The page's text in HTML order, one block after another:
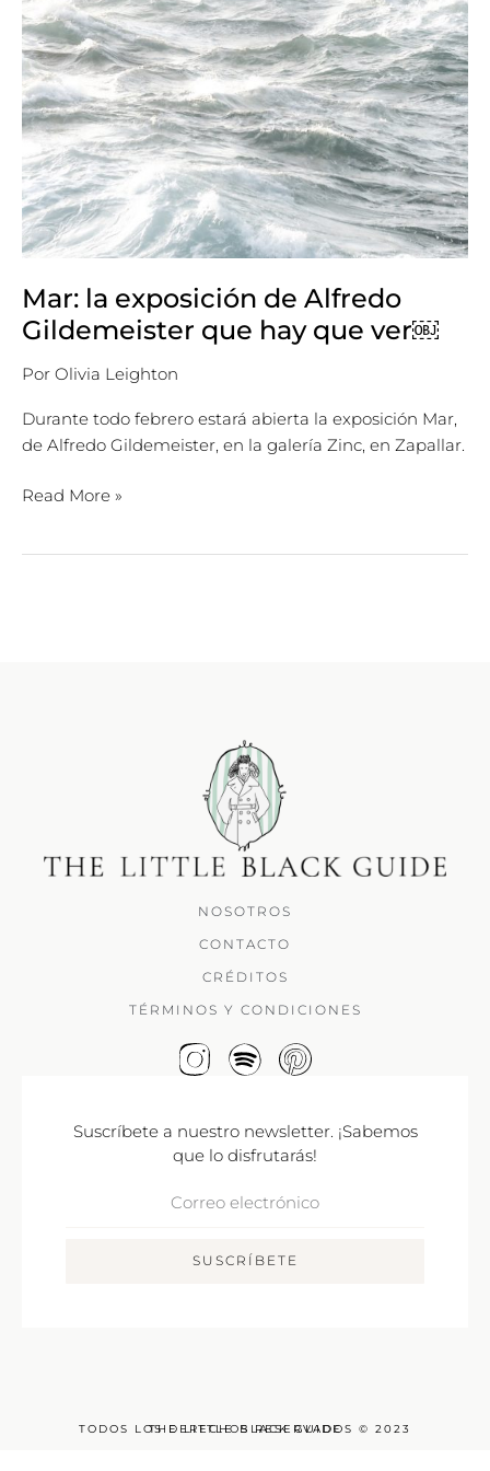
Mar: la exposición de Alfredo
Gildemeister que hay que ver￼
Por Olivia Leighton
Durante todo febrero estará abierta la exposición Mar,
de Alfredo Gildemeister, en la galería Zinc, en Zapallar.
hay
que
ver
￼
Read More »
NOSOTROS
CONTACTO
CRÉDITOS
TÉRMINOS Y CONDICIONES
Suscríbete a nuestro newsletter. ¡Sabemos
que lo disfrutarás!
SUSCRÍBETE
TODOS LOS DERECHOS RESERVADOS © 2023
THE LITTLE BLACK GUIDE